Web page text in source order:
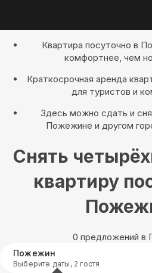
Квартира посуточно в
комфортнее, чем
Краткосрочная аренда
для туристов и
Здесь можно сдать и
Пожежине и другом
Снять
квартиру
0 предложений в
Пожежин
Выберите даты, 2 гостя